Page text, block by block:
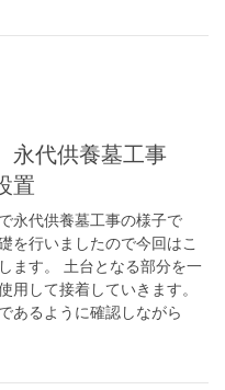
置
永代供養墓工事の様子で
を行いましたので今回はこ
ます。 土台となる部分を一
用して接着していきます。
あるように確認しながら